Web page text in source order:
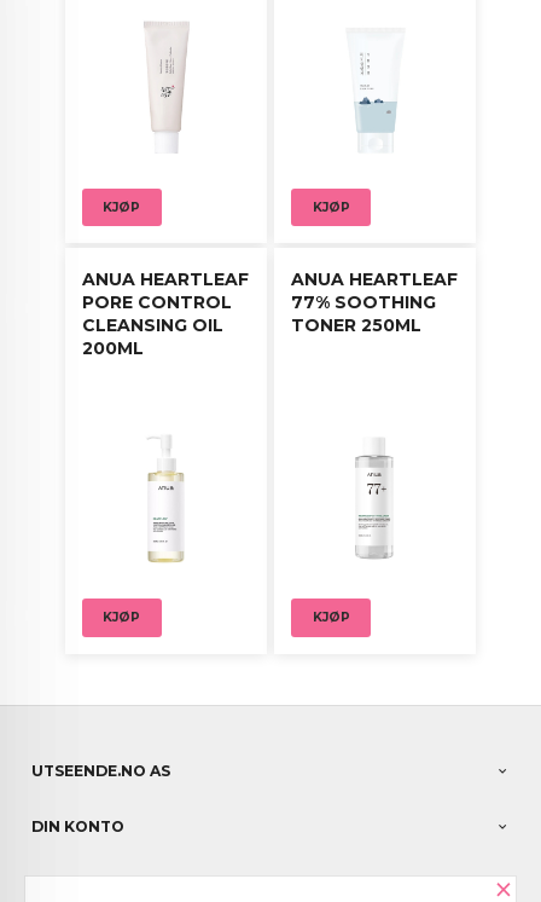
KJØP KJØP
ANUA HEARTLEAF
PORE CONTROL
CLEANSING OIL
200ML
KJØP
ANUA HEARTLEAF
77% SOOTHING
TONER 250ML
KJØP
UTSEENDE.NO AS
DIN KONTO
NYHETSBREV ×